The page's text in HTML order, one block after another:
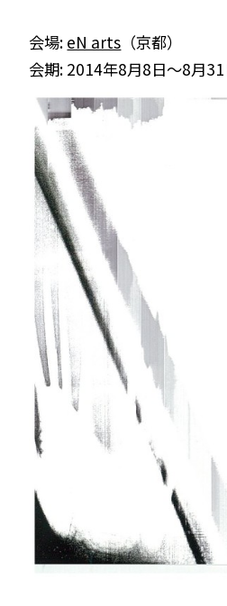
会場: eN arts （京都）
会期: 2014年8月8日～8月